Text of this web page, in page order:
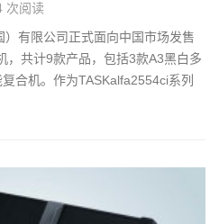
次阅读
有限公司正式面向中国市场发售
，共计9款产品，包括3款A3黑白多
合机。作为TASKalfa2554ci系列